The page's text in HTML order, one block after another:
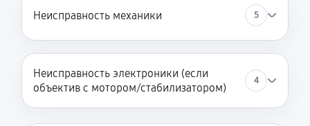
Неисправность механики 5
Неисправность электроники (если
объектив с мотором/стабилизатором)
4